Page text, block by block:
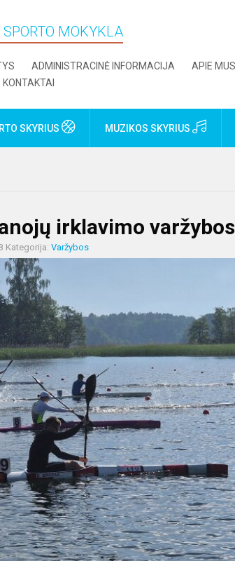
MOKYKLA
ADMINISTRACINĖ INFORMACIJA
APIE MUS
KONTAKTAI
SKYRIUS MUZIKOS SKYRIUS
irklavimo
Kategorija: Varžybos